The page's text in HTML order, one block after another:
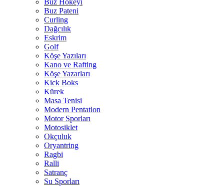
Buz Hokeyi
Buz Pateni
Curling
Dağcılık
Eskrim
Golf
Köşe Yazıları
Kano ve Rafting
Köşe Yazarları
Kick Boks
Kürek
Masa Tenisi
Modern Pentatlon
Motor Sporları
Motosiklet
Okçuluk
Oryantring
Ragbi
Ralli
Satranç
Su Sporları